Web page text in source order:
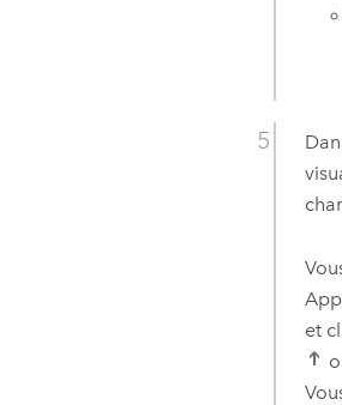
et